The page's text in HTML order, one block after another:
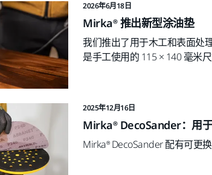
2026年6月18日
Mirka® 推出新型涂油垫
我们推出了用于木工和表面处
是手工使用的 115 × 140 毫米尺
2025年12月16日
Mirka® DecoSander：用
Mirka® DecoSander 配有可更